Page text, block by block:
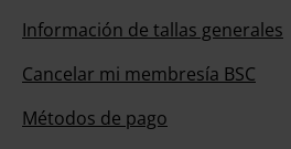
Información de tallas generales
Cancelar mi membresía BSC
Métodos de pago